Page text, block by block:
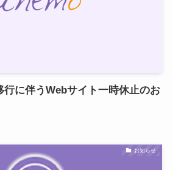
行に伴うWebサイト一時休止のお
お知らせ